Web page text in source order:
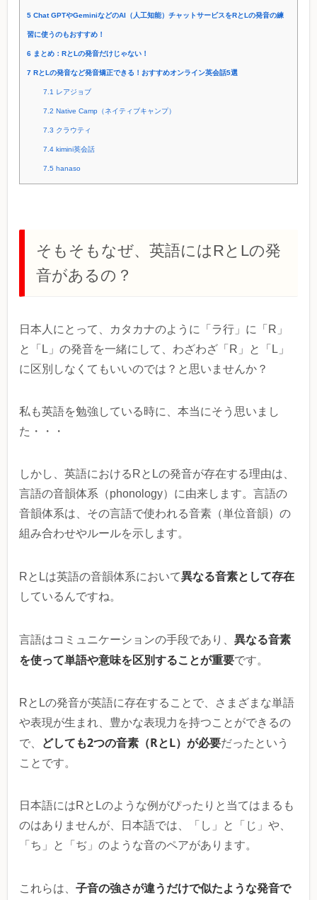
5 Chat GPTやGeminiなどのAI（人工知能）チャットサービスをRとLの発音の練
習に使うのもおすすめ！
6 まとめ：RとLの発音だけじゃない！
7 RとLの発音など発音矯正できる！おすすめオンライン英会話5選
7.1 レアジョブ
7.2 Native Camp（ネイティブキャンプ）
7.3 クラウティ
7.4kimini英会話
7.5 hanaso
そもそもなぜ、英語にはRとLの発
音があるの？
日本人にとって、カタカナのように「ラ行」に「R」
と「L」の発音を一緒にして、わざわざ「R」と「L」
に区別しなくてもいいのでは？と思いませんか？
私も英語を勉強している時に、本当にそう思いまし
た・・・
しかし、英語におけるRとLの発音が存在する理由は、
言語の音韻体系（phonology）に由来します。言語の
音韻体系は、その言語で使われる音素（単位音韻）の
組み合わせやルールを示します。
RとLは英語の音韻体系において異なる音素として存在
しているんですね。
言語はコミュニケーションの手段であり、 異なる音素
を使って単語や意味を区別することが重要です。
RとLの発音が英語に存在することで、さまざまな単語
や表現が生まれ、豊かな表現力を持つことができるの
で、
どしても2つの音素（RとL） が必要だったという
ことです。
日本語にはRとLのような例がぴったりと当てはまるも
のはありませんが、日本語では、「し」と「じ」や、
「ち」と「ぢ」のような音のペアがあります。
これらは、 子音の強さが違うだけで似たような発音で